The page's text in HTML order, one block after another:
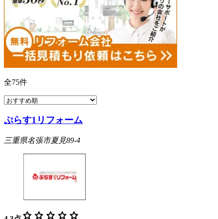
全75件
ぷらす1リフォーム
三重県名張市夏見89-4
star star star star star